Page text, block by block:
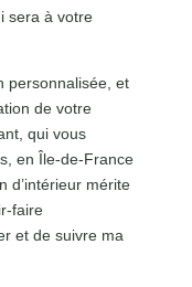
sera à votre
personnalisée, et
de votre
qui vous
en Île-de-France
d’intérieur mérite
faire
et de suivre ma